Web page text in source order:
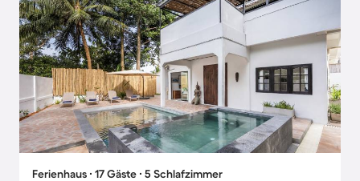
Ferienhaus ∙ 17 Gäste ∙ 5 Schlafzimmer